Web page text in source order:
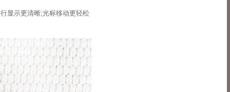
显示更清晰;光标移动更轻松